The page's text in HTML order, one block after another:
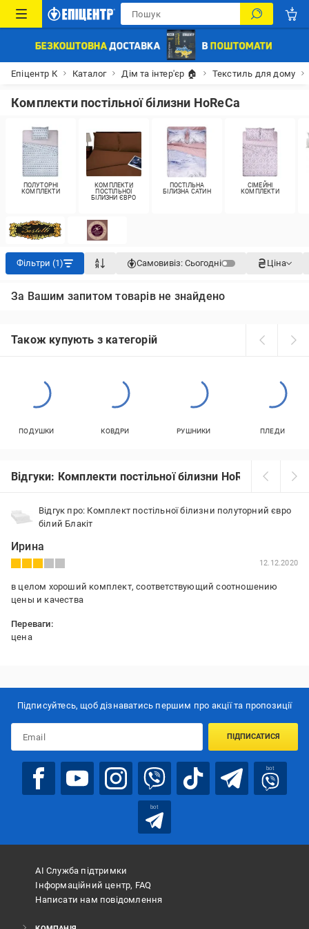
Епіцентр К Каталог Дім та інтер'єр 🏠 Текстиль для дому
Комплекти постільної білизни HoReCa
ПОЛУТОРНІ
КОМПЛЕКТИ
КОМПЛЕКТИ
ПОСТІЛЬНОЇ
БІЛИЗНИ ЄВРО
ПОСТІЛЬНА
БІЛИЗНА САТИН
СІМЕЙНІ
КОМПЛЕКТИ
Фільтри (1) Самовивіз: Сьогодні Ціна
За Вашим запитом товарів не знайдено
Також купують з категорій
ПОДУШКИ КОВДРИ РУШНИКИ ПЛЕДИ
Відгуки: Комплекти постільної білизни HoReCa
Відгук про: Комплект постільної білизни полуторний євро
білий Блакіт
Ирина
12.12.2020
в целом хороший комплект, соответствующий соотношению
цены и качества
Переваги:
цена
Підписуйтесь, щоб дізнаватись першим про акції та пропозиції
ПІДПИСАТИСЯ
bot
bot
АІ Служба підтримки
Інформаційний центр, FAQ
Написати нам повідомлення